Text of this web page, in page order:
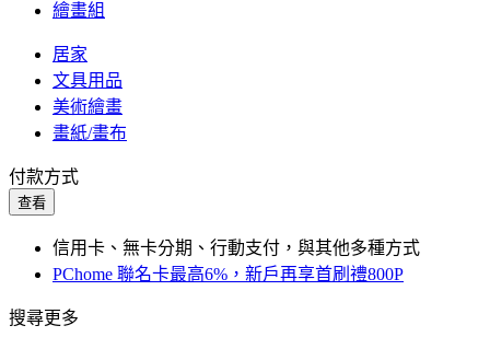
繪畫組
居家
文具用品
美術繪畫
畫紙/畫布
付款方式
查看
信用卡、無卡分期、行動支付，與其他多種方式
PChome 聯名卡最高6%，新戶再享首刷禮800P
搜尋更多